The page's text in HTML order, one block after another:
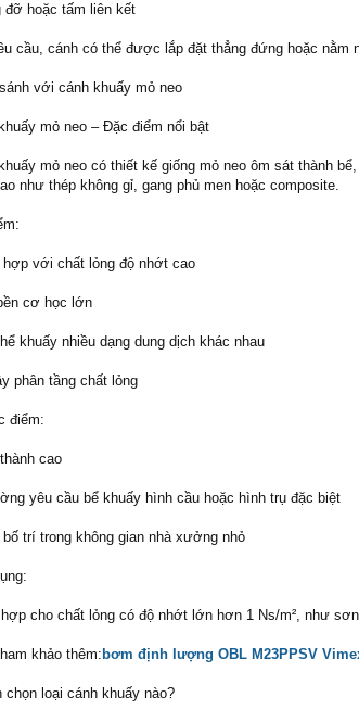
đỡ hoặc tấm liên kết
cầu, cánh có thể được lắp đặt thẳng đứng hoặc nằm
với cánh khuấy mỏ neo
mỏ neo – Đặc điểm nổi bật
mỏ neo có thiết kế giống mỏ neo ôm sát thành
như thép không gỉ, gang phủ men hoặc composite.
hợp với chất lỏng độ nhớt cao
cơ học lớn
khuấy nhiều dạng dung dịch khác nhau
phân tầng chất lỏng
điểm:
cao
yêu cầu bể khuấy hình cầu hoặc hình trụ đặc biệt
bố trí trong không gian nhà xưởng nhỏ
cho chất lỏng có độ nhớt lớn hơn 1 Ns/m², như
khảo thêm:bơm định lượng OBL M23PPSV
chọn loại cánh khuấy nào?